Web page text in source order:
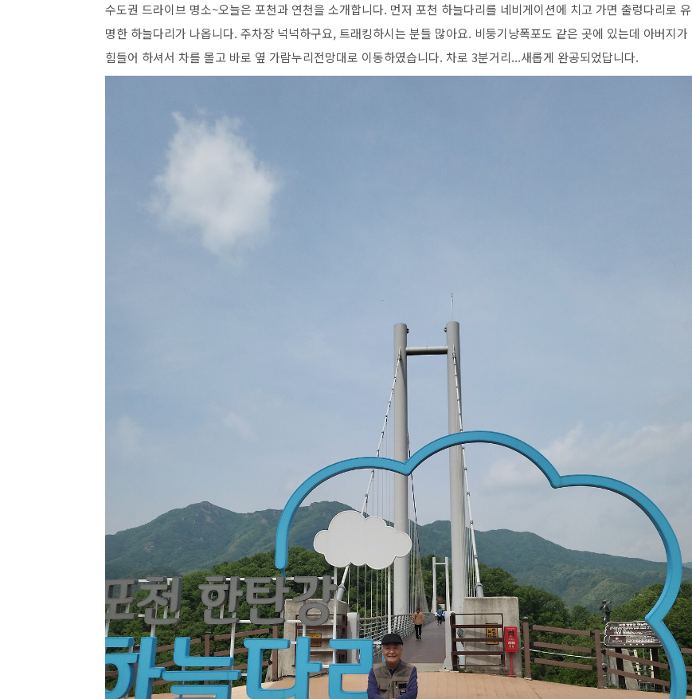
수도권 드라이브 명소~오늘은 포천과 연천을 소개합니다. 먼저 포천 하늘다리를 네비게이션에 치고 가면 출렁다리로 유
명한 하늘다리가 나옵니다. 주차장 넉넉하구요, 트래킹하시는 분들 많아요. 비둥기낭폭포도 같은 곳에 있는데 아버지가
힘들어 하셔서 차를 몰고 바로 옆 가람누리전망대로 이동하였습니다. 차로 3분거리...새롭게 완공되었답니다.